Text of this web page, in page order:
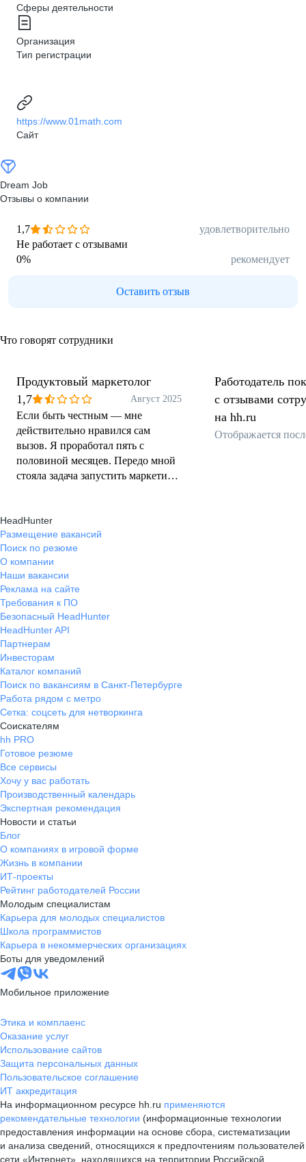
Сферы деятельности
Организация
Тип регистрации
https://www.01math.com
Сайт
Dream Job
Отзывы о компании
1,7
удовлетворительно
Не работает с отзывами
0% рекомендует
Оставить отзыв
Что говорят сотрудники
Продуктовый маркетолог
1,7
Август 2025
Если быть честным — мне
действительно нравился сам
вызов. Я проработал пять с
половиной месяцев. Передо мной
стояла задача запустить маркетинг
«процесс ради процесса», а
настоящий вызов: непонятный
рынок учителей математики,
сложный B2B и B2C-продукт,
минимально работающая воронка,
слабый бренд. Я получал полную
свободу в постановке гипотез, в
проработке стратегии и запуске
первого внятного
позиционирования. Также у
компании есть крутые на бумаге
партнёрства — с МЭШ, Сколково,
Сбером, и несколько сильных
разработчиков, с которыми
действительно приятно работать.
Можно попробовать себя в роли
продуктового маркетолога,
копирайтера, исследователя и даже
продакт-менеджера — всё в одном
лице. Это место для тех, кто хочет
научиться выживать в хаосе, где
нет системы, стабильности и
поддержки. И если вы идёте
осознанно — вряд ли где-то ещё
можно так быстро закалиться.
Только нужно точно понимать, на
что вы подписываетесь.
Работодатель
с отзывами
на hh.ru
Отображается
HeadHunter
Размещение вакансий
Поиск по резюме
О компании
Наши вакансии
Реклама на сайте
Требования к ПО
Безопасный HeadHunter
HeadHunter API
Партнерам
Инвесторам
Каталог компаний
Поиск по вакансиям в Санкт-Петербурге
Работа рядом с метро
Сетка: соцсеть для нетворкинга
Соискателям
hh PRO
Готовое резюме
Все сервисы
Хочу у вас работать
Производственный календарь
Экспертная рекомендация
Новости и статьи
Блог
О компаниях в игровой форме
Жизнь в компании
ИТ-проекты
Рейтинг работодателей России
Молодым специалистам
Карьера для молодых специалистов
Школа программистов
Карьера в некоммерческих организациях
Боты для уведомлений
Мобильное приложение
Этика и комплаенс
Оказание услуг
Использование сайтов
Защита персональных данных
Пользовательское соглашение
ИТ аккредитация
На информационном ресурсе hh.ru применяются
рекомендательные технологии (информационные технологии
предоставления информации на основе сбора, систематизации
и анализа сведений, относящихся к предпочтениям пользователей
сети «Интернет», находящихся на территории Российской